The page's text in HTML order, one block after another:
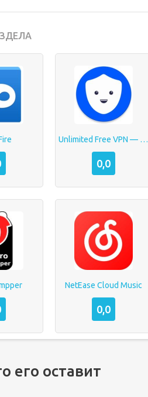
Unlimited Free VPN — betternet
0,0
NetEase Cloud Music
0,0
его оставит